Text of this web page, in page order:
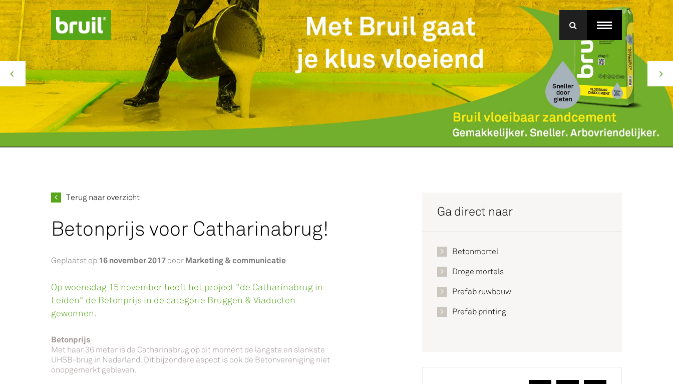
menu
Productgroepen
Contact
Over ons
Missie Groen
Service
Productgroep Betonmortel
Werken bij Bruil
Silo-service
Terug naar overzicht
Betonprijs voor Catharinabrug!
Geplaatst op 16 november 2017 door Marketing & communicatie
Op woensdag 15 november heeft het project "de Catharinabrug in
Leiden" de Betonprijs in de categorie Bruggen & Viaducten
gewonnen.
Betonprijs
Met haar 36 meter is de Catharinabrug op dit moment de langste en slankste
UHSB-brug in Nederland. Dit bijzondere aspect is ook de Betonvereniging niet
onopgemerkt gebleven.
Ga direct naar
Betonmortel
Droge mortels
Prefab ruwbouw
Prefab printing